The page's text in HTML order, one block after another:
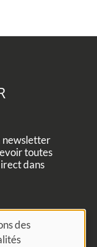
newsletter
toutes
dans
des